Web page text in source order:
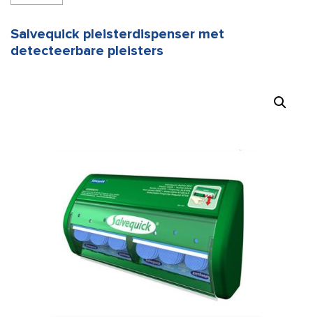
Salvequick pleisterdispenser met
detecteerbare pleisters